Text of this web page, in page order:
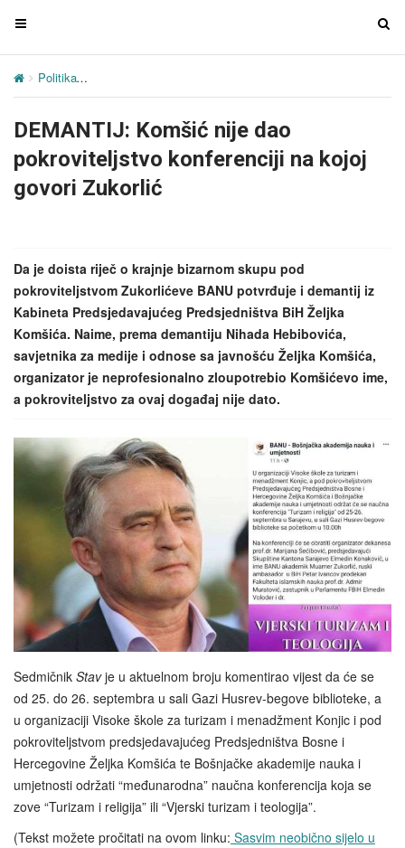
T
g
e
n
a
v
a
i
o
T
Politika
DEMANTIJ: Komšić nije dao
pokroviteljstvo konferenciji na kojoj
govori Zukorlić
Da je doista riječ o krajnje bizarnom skupu pod
pokroviteljstvom Zukorlićeve BANU potvrđuje i demantij iz
Kabineta Predsjedavajućeg Predsjedništva BiH Željka
Komšića. Naime, prema demantiju Nihada Hebibovića,
savjetnika za medije i odnose sa javnošću Željka Komšića,
organizator je neprofesionalno zloupotrebio Komšićevo ime,
a pokroviteljstvo za ovaj događaj nije dato.
Sedmičnik Stavje u aktuelnom broju komentirao vijest da će se
od 25. do 26. septembra u sali Gazi Husrev-begove biblioteke, a
u organizaciji Visoke škole za turizam i menadžment Konjic i pod
pokroviteljstvom predsjedavajućeg Predsjedništva Bosne i
Hercegovine Željka Komšića te Bošnjačke akademije nauka i
umjetnosti održati “međunarodna” naučna konferencija koja se
zove “Turizam i religija” ili “Vjerski turizam i teologija”.
(Tekst možete pročitati na ovom linku: Sasvim neobično sijelo u